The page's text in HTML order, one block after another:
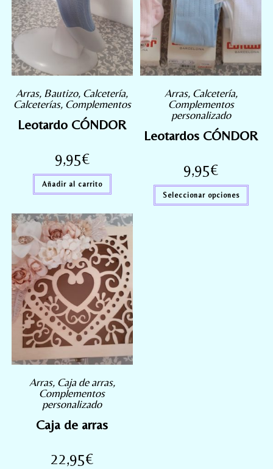
Arras, Bautizo, Calcetería,
Calceterías, Complementos
Leotardo CÓNDOR
9,95€
Añadir al carrito
Arras, Calcetería,
Complementos
personalizado
Leotardos CÓNDOR
9,95€
Seleccionar opciones
Arras, Caja de arras,
Complementos
personalizado
Caja de arras
22,95€